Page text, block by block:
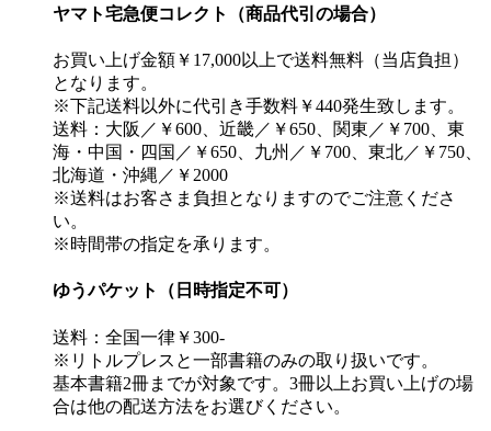
ヤマト宅急便コレクト（商品代引の場合）
お買い上げ金額￥17,000以上で送料無料（当店負担）
となります。
※下記送料以外に代引き手数料￥440発生致します。
送料：大阪／￥600、近畿／￥650、関東／￥700、東
海・中国・四国／￥650、九州／￥700、東北／￥750、
北海道・沖縄／￥2000
※送料はお客さま負担となりますのでご注意くださ
い。
※時間帯の指定を承ります。
ゆうパケット（日時指定不可）
送料：全国一律￥300-
※リトルプレスと一部書籍のみの取り扱いです。
基本書籍2冊までが対象です。3冊以上お買い上げの場
合は他の配送方法をお選びください。